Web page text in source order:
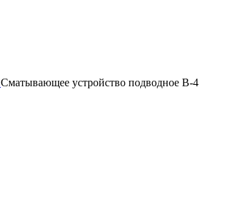
Сматывающее устройство подводное B-4